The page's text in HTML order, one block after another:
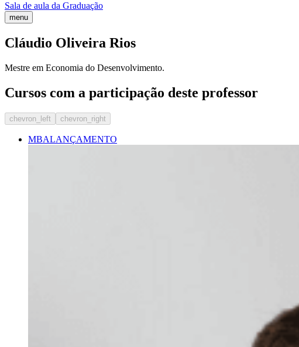
Sala de aula da Graduação
menu
Cláudio Oliveira Rios
Mestre em Economia do Desenvolvimento.
Cursos com a participação deste professor
chevron_left chevron_right
MBALANÇAMENTO